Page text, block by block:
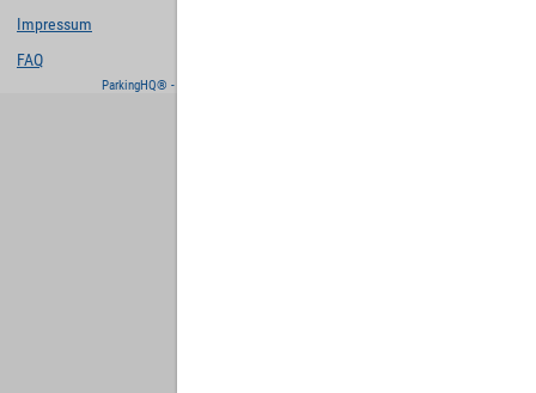
Impressum
FAQ
ParkingHQ® - eine Lösung von